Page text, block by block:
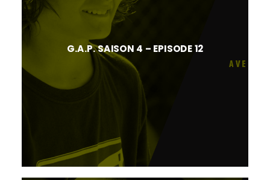
G.A.P. SAISON 4 – EPISODE 12